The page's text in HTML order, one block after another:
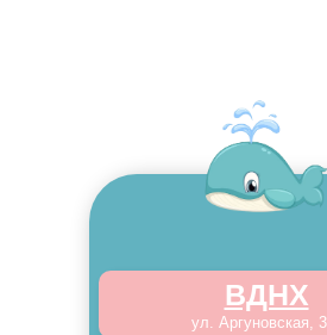
ВДНХ
ул. Аргуновская,